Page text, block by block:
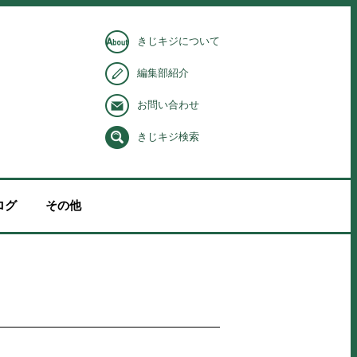
きじキジについて
編集部紹介
お問い合わせ
きじキジ検索
グ その他